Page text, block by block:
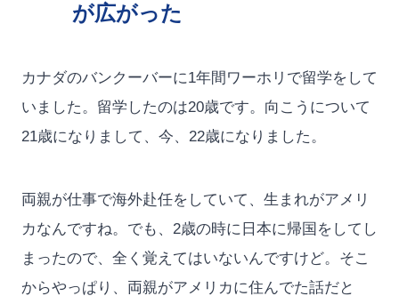
が広がった
カナダのバンクーバーに1年間ワーホリで留学をして
いました。留学したのは20歳です。向こうについて
21歳になりまして、今、22歳になりました。
両親が仕事で海外赴任をしていて、生まれがアメリ
カなんですね。でも、2歳の時に日本に帰国をしてし
まったので、全く覚えてはいないんですけど。そこ
からやっぱり、両親がアメリカに住んでた話だと